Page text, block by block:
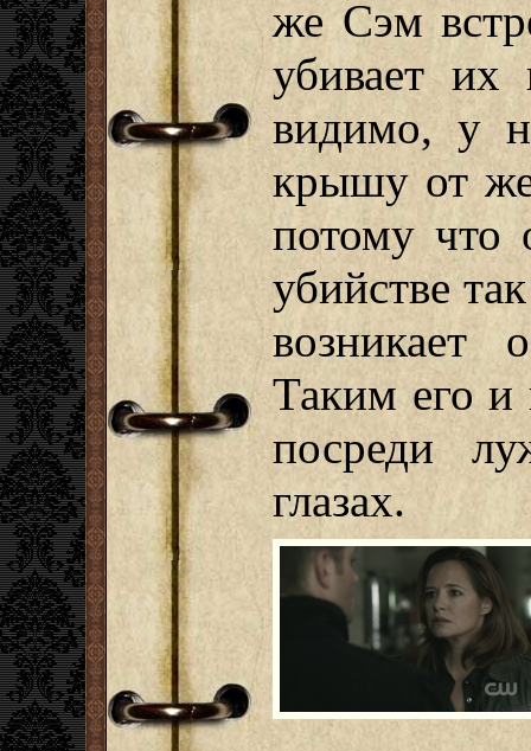
же Сэм
убивает
видимо, у
крышу от
потому что
убийстве
возникает
Таким его
посреди
глазах.